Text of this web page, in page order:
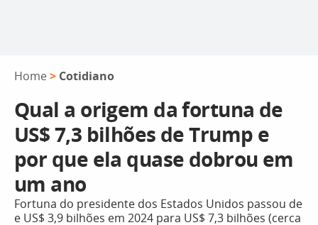
Home > Cotidiano
Qual a origem da fortuna de
US$ 7,3 bilhões de Trump e
por que ela quase dobrou em
um ano
Fortuna do presidente dos Estados Unidos passou de
e US$ 3,9 bilhões em 2024 para US$ 7,3 bilhões (cerca